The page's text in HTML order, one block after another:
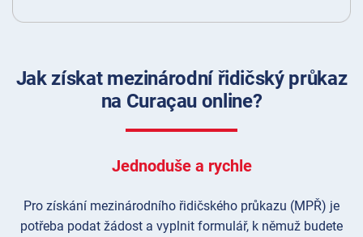
Jak získat mezinárodní řidičský průkaz
na Curaçau online?
Jednoduše a rychle
Pro získání mezinárodního řidičského průkazu (MPŘ) je
potřeba podat žádost a vyplnit formulář, k němuž budete